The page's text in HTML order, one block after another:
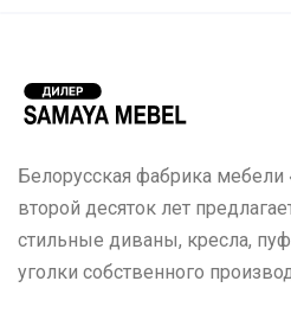
Белорусская фабрика
второй десяток лет
стильные диваны, кресла,
уголки собственного